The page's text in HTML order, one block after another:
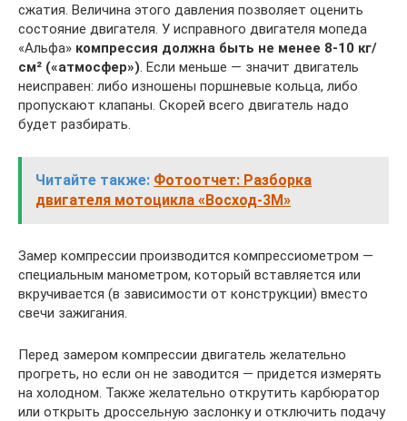
сжатия. Величина этого давления позволяет оценить
состояние двигателя. У исправного двигателя мопеда
«Альфа» компрессия должна быть не менее 8-10 кг/
см² («атмосфер»). Если меньше — значит двигатель
неисправен: либо изношены поршневые кольца, либо
пропускают клапаны. Скорей всего двигатель надо
будет разбирать.
Читайте также: Фотоотчет: Разборка
двигателя мотоцикла «Восход-3М»
Замер компрессии производится компрессиометром —
специальным манометром, который вставляется или
вкручивается (в зависимости от конструкции) вместо
свечи зажигания.
Перед замером компрессии двигатель желательно
прогреть, но если он не заводится — придется измерять
на холодном. Также желательно открутить карбюратор
или открыть дроссельную заслонку и отключить подачу